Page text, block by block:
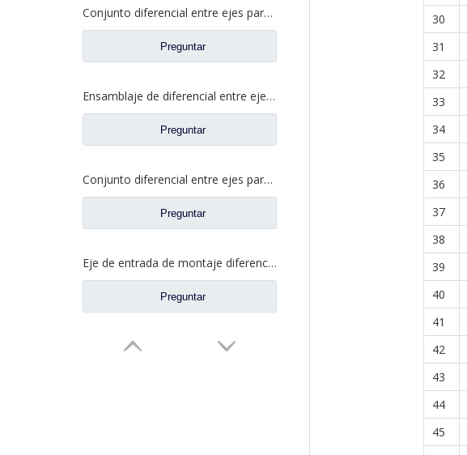
Conjunto diferencial entre ejes para Faw Jiefang A0E Truck Spare Prats 2507055-K5H
Preguntar
Ensamblaje de diferencial entre ejes para Faw Jiefang Truck Spare Prats 2507055-K5H
Preguntar
Conjunto diferencial entre ejes para Faw Jiefang A0E Truck Spare Prats 2507057-A6T
Preguntar
Eje de entrada de montaje diferencial para Saic Hongyan New KingKan H8B Axle Truck Repuestos 42119549 5801606629
Preguntar
30
31
32
33
34
35
36
37
38
39
40
41
42
43
44
45